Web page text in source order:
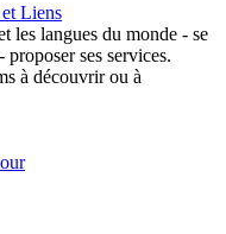
Liens
les langues du monde - se
ses services.
à découvrir ou à